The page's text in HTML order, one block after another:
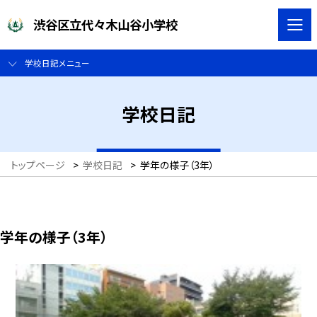
渋谷区立代々木山谷小学校
学校日記メニュー
学校日記
トップページ > 学校日記 > 学年の様子（3年）
学年の様子（3年）